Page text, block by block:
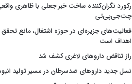
رکورد نگران‌کننده ساخت خبر جعلی با ظاهری
چت‌جی‌پی‌تی
فعالیت‌های جزیره‌ای در حوزه اشتغال، مانع تحقق
اهداف است
راز تناقض داروهای لاغری کشف شد
نسل جدید داروهای ضدسرطان در مسیر تولید